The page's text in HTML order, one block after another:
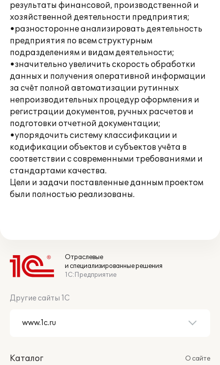
результаты финансовой, производственной и
хозяйственной деятельности предприятия;
•разносторонне анализировать деятельность
предприятия по всем структурным
подразделениям и видам деятельности;
•значительно увеличить скорость обработки
данных и получения оперативной информации
за счёт полной автоматизации рутинных
непроизводительных процедур оформления и
регистрации документов, ручных расчетов и
подготовки отчетной документации;
•упорядочить систему классификации и
кодификации объектов и субъектов учёта в
соответствии с современными требованиями и
стандартами качества.
Цели и задачи поставленные данным проектом
были полностью реализованы.
Отраслевые
и специализированные решения
1С:Предприятие
Другие сайты 1С
Каталог
О сайте